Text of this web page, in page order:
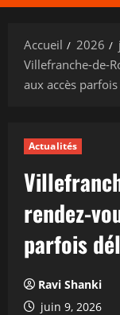
Accueil 2026
Villefranche-de-
aux accès
Actualités
rendez-
parfois
Ravi Shanki
juin 9, 2026